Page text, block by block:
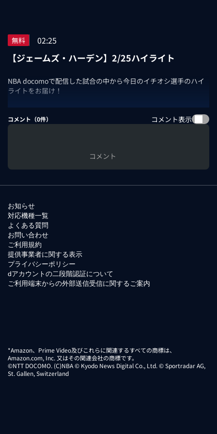
無料 02:25
【ジェームズ・ハーデン】2/25ハイライト
NBA docomoで配信した試合の中から今日のイチオシ選手のハイ
ライトをお届け！
コメント（0件） コメント表示
コメント
お知らせ
対応機種一覧
よくある質問
お問い合わせ
ご利用規約
提供事業者に関する表示
プライバシーポリシー
dアカウントの二段階認証について
ご利用端末からの外部送信受信に関するご案内
*Amazon、Prime Video及びこれらに関連するすべての商標は、
Amazon.com, Inc. 又はその関連会社の商標です。
©NTT DOCOMO. (C)NBA © Kyodo News Digital Co., Ltd. © Sportradar AG,
St. Gallen, Switzerland